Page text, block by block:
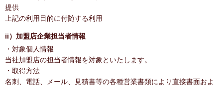
提供
上記の利用目的に付随する利用
ii）加盟店企業担当者情報
・対象個人情報
当社加盟店の担当者情報を対象といたします。
・取得方法
名刺、電話、メール、見積書等の各種営業書類により直接書面およ